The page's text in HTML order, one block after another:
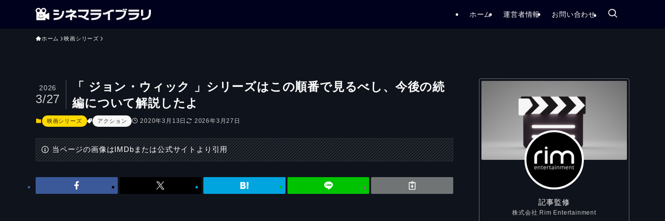
ホーム 運営者情報 お問い合わせ
ホーム 映画シリーズ
「 ジョン・ウィック 」シリーズはこの順番で見るべし、今後の続
編について解説したよ
2026
3/27
映画シリーズ アクション 2020年3月13日 2026年3月27日
当ページの画像はIMDbまたは公式サイトより引用
記事監修
株式会社 Rim Entertainment